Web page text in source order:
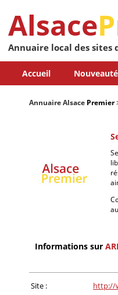
Alsace
Annuaire local des sites
Accueil
Annuaire Alsace Premier
Informations sur
Site :
http://